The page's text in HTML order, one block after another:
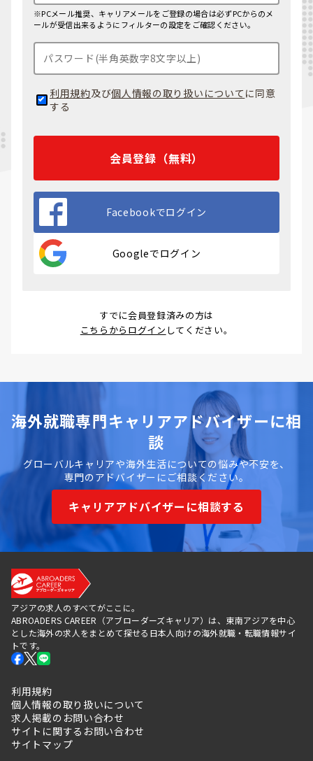
※PCメール推奨、キャリアメールをご登録の場合は必ずPCからのメ
ールが受信出来るようにフィルターの設定をご確認ください。
利用規約及び個人情報の取り扱いについて に同意
する
会員登録（無料）
Facebookでログイン
Googleでログイン
すでに会員登録済みの方は
こちらからログイン してください。
海外就職専門キャリアアドバイザーに相
談
グローバルキャリアや海外生活についての悩みや不安を、
専門のアドバイザーにご相談ください。
キャリアアドバイザーに相談する
アジアの求人のすべてがここに。
ABROADERS CAREER（アブローダーズキャリア）は、東南アジアを中心
とした海外の求人をまとめて探せる日本人向けの海外就職・転職情報サイ
トです。
利用規約
個人情報の取り扱いについて
求人掲載のお問い合わせ
サイトに関するお問い合わせ
サイトマップ